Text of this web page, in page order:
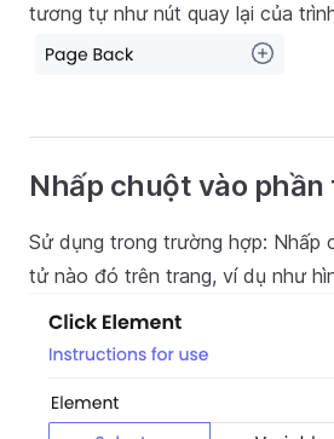
tương tự như nút quay lại của
Nhấp chuột vào phần
Sử dụng trong trường hợp: Nhấp
tử nào đó trên trang, ví dụ như